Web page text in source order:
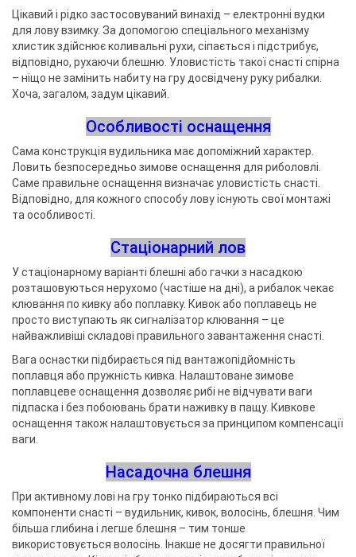
Цікавий і рідко застосовуваний винахід – електронні вудки
для лову взимку. За допомогою спеціального механізму
хлистик здійснює коливальні рухи, сіпається і підстрибує,
відповідно, рухаючи блешню. Уловистість такої снасті спірна
– ніщо не замінить набиту на гру досвідчену руку рибалки.
Хоча, загалом, задум цікавий.
Особливості оснащення
Сама конструкція вудильника має допоміжний характер.
Ловить безпосередньо зимове оснащення для риболовлі.
Саме правильне оснащення визначає уловистість снасті.
Відповідно, для кожного способу лову існують свої монтажі
та особливості.
Стаціонарний лов
У стаціонарному варіанті блешні або гачки з насадкою
розташовуються нерухомо (частіше на дні), а рибалок чекає
клювання по кивку або поплавку. Кивок або поплавець не
просто виступають як сигналізатор клювання – це
найважливіші складові правильного завантаження снасті.
Вага оснастки підбирається під вантажопідйомність
поплавця або пружність кивка. Налаштоване зимове
поплавцеве оснащення дозволяє рибі не відчувати ваги
підпаска і без побоювань брати наживку в пащу. Кивкове
оснащення також налаштовується за принципом компенсації
ваги.
Насадочна блешня
При активному лові на гру тонко підбираються всі
компоненти снасті – вудильник, кивок, волосінь, блешня. Чим
більша глибина і легше блешня – тим тонше
використовується волосінь. Інакше не досягти правильної